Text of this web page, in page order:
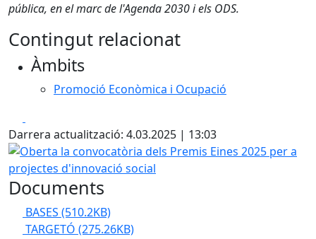
pública, en el marc de l'Agenda 2030 i els ODS.
Contingut relacionat
Àmbits
Promoció Econòmica i Ocupació
Darrera actualització: 4.03.2025 | 13:03
Oberta la convocatòria dels Premis Eines 2025 per a
Documents
BASES (510.2KB)
TARGETÓ (275.26KB)